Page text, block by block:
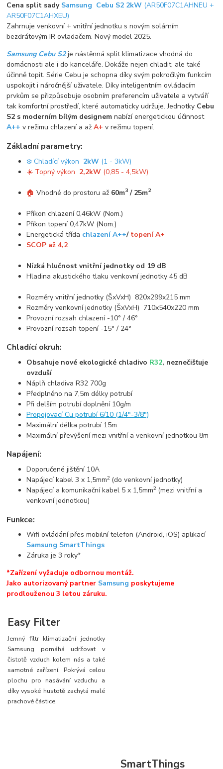
Cena split sady Samsung Cebu S2 2kW (AR50F07C1AHNEU +
AR50F07C1AHXEU)
Zahrnuje venkovní + vnitřní jednotku s novým solárním
bezdrátovým IR ovladačem. Nový model 2025.
Samsung Cebu S2je nástěnná split klimatizace vhodná do
domácnosti ale i do kanceláře. Dokáže nejen chladit, ale také
účinně topit. Série Cebu je schopna díky svým pokročilým funkcím
uspokojit i náročnější uživatele. Díky inteligentním ovládacím
prvkům se přizpůsobuje osobním preferencím uživatele a vytváří
tak komfortní prostředí, které automaticky udržuje. Jednotky Cebu
S2 s moderním bílým designem nabízí energetickou účinnost
A++ v režimu chlazení a ažA+ v režimu topení.
Základní parametry:
❄️ Chladící výkon 2kW (1 - 3kW)
☀️ Topný výkon 2,2kW (0,85 - 4,5kW)
🏠Vhodné do prostoru až 60m3 / 25m2
Příkon chlazení 0,46kW (Nom.)
Příkon topení 0,47kW (Nom.)
Energetická třída chlazení A++/ topení A+
SCOP až 4,2
Nízká hlučnost vnitřní jednotky od 19 dB
Hladina akustického tlaku venkovní jednotky 45 dB
Rozměry vnitřní jednotky (ŠxVxH) 820x299x215 mm
Rozměry venkovní jednotky (ŠxVxH) 710x540x220 mm
Provozní rozsah chlazení -10° / 46°
Provozní rozsah topení -15° / 24°
Chladící okruh:
Obsahuje nové ekologické chladivo R32, neznečišťuje
ovzduší
Náplň chladiva R32 700g
Předplněno na 7,5m délky potrubí
Při delším potrubí doplnění 10g/m
Propojovací Cu potrubí 6/10 (1/4"-3/8")
Maximální délka potrubí 15m
Maximální převýšení mezi vnitřní a venkovní jednotkou 8m
Napájení:
Doporučené jištění 10A
Napájecí kabel 3 x 1,5mm2 (do venkovní jednotky)
Napájecí a komunikační kabel 5 x 1,5mm2 (mezi vnitřní a
venkovní jednotkou)
Funkce:
Wifi ovládání přes mobilní telefon (Android, iOS) aplikací
Samsung SmartThings
Záruka je 3 roky*
*Zařízení vyžaduje odbornou montáž.
Jako autorizovaný partner Samsung poskytujeme
prodlouženou 3 letou záruku.
Easy Filter
Jemný filtr klimatizační jednotky
Samsung pomáhá udržovat v
čistotě vzduch kolem nás a také
samotné zařízení. Pokrývá celou
plochu pro nasávání vzduchu a
díky vysoké hustotě zachytá malé
prachové částice.
SmartThings